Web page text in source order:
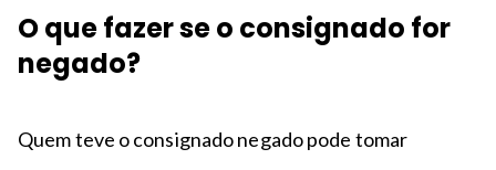
O que fazer se o consignado for
negado?
Quem teve o consignado negado pode tomar